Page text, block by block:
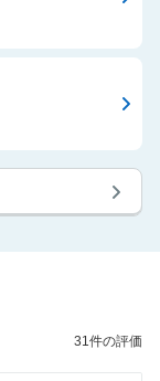
31 件の評価